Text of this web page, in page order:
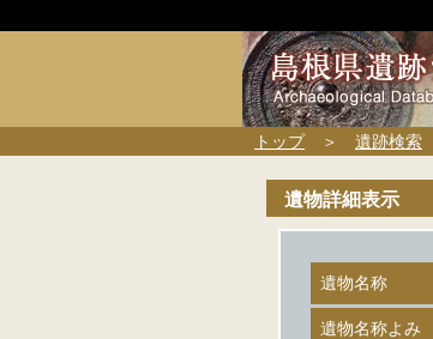
トップ＞ 遺跡検索
遺物詳細表示
遺物名称
遺物名称よみ